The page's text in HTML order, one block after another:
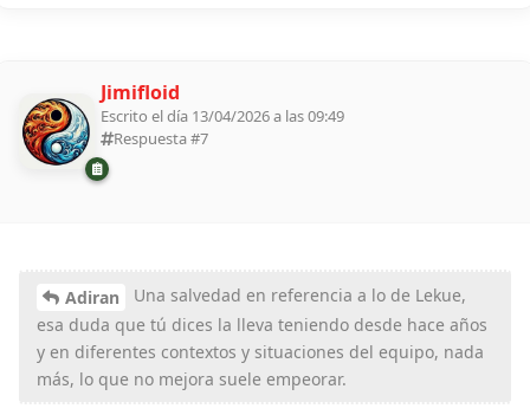
Jimifloid
Escrito el día 13/04/2026 a las 09:49
Respuesta #7
Adiran
Una salvedad en referencia a lo de Lekue,
esa duda que tú dices la lleva teniendo desde hace años
y en diferentes contextos y situaciones del equipo, nada
más, lo que no mejora suele empeorar.